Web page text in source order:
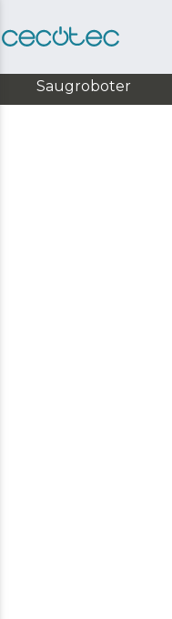
Saugroboter